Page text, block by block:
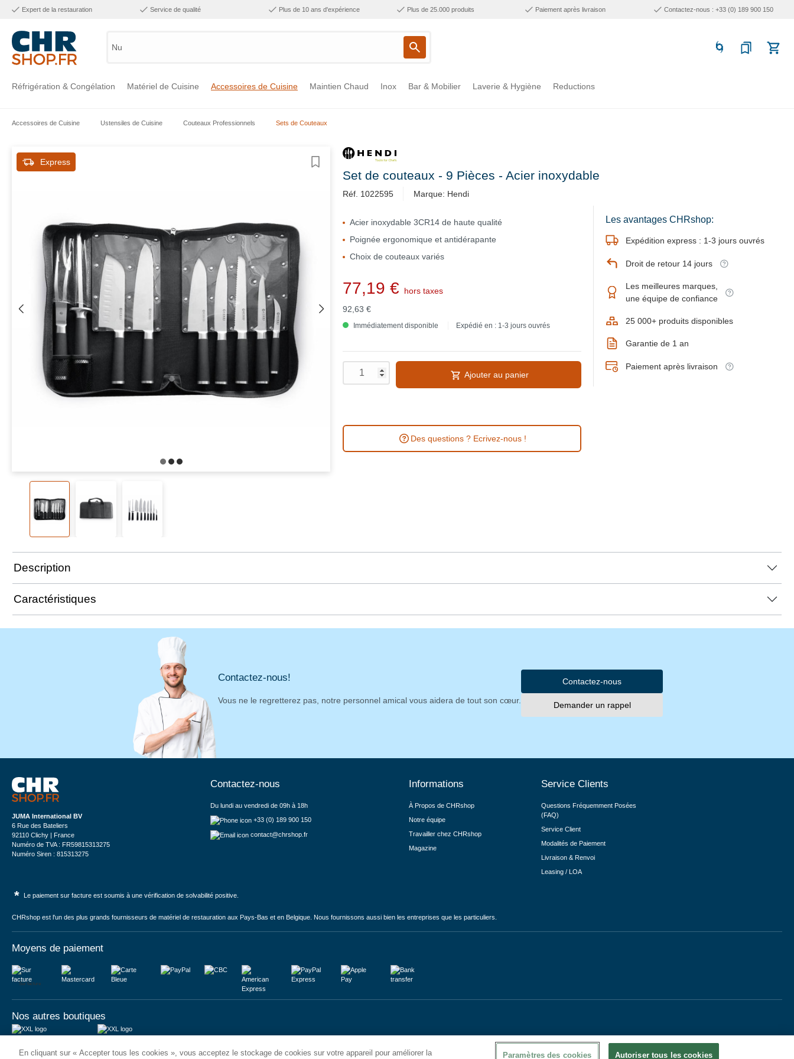
Expert de la restauration Service de qualité Plus de 10 ans d'expérience Plus de 25.000 produits Paiement après livraison Contactez-nous : +33 (0) 189 900 150
Numéro
Réfrigération & Congélation Matériel de Cuisine Accessoires de Cuisine Maintien Chaud Inox Bar & Mobilier Laverie & Hygiène Reductions
Accessoires de Cuisine Ustensiles de Cuisine Couteaux Professionnels Sets de Couteaux
Express
Set de couteaux - 9 Pièces - Acier inoxydable
Réf. 1022595 Marque: Hendi
Acier inoxydable 3CR14 de haute qualité
Poignée ergonomique et antidérapante
Choix de couteaux variés
77,19 €
hors taxes
92,63 €
Immédiatement disponible Expédié en : 1-3 jours ouvrés
Ajouter au panier
Des questions ? Ecrivez-nous !
Les avantages CHRshop:
Expédition express : 1-3 jours ouvrés
Droit de retour 14 jours
Les meilleures marques,
une équipe de confiance
25 000+ produits disponibles
Garantie de 1 an
Paiement après livraison
Description
Caractéristiques
Contactez-nous!
Vous ne le regretterez pas, notre personnel amical vous aidera de tout son cœur.
Contactez-nous
Demander un rappel
JUMA International BV
6 Rue des Bateliers
92110 Clichy | France
Numéro de TVA : FR59815313275
Numéro Siren : 815313275
Contactez-nous
Du lundi au vendredi de 09h à 18h
+33 (0) 189 900 150
contact@chrshop.fr
Informations
À Propos de CHRshop
Notre équipe
Travailler chez CHRshop
Magazine
Service Clients
Questions Fréquemment Posées
(FAQ)
Service Client
Modalités de Paiement
Livraison & Renvoi
Leasing / LOA
* Le paiement sur facture est soumis à une vérification de solvabilité positive.
CHRshop est l'un des plus grands fournisseurs de matériel de restauration aux Pays-Bas et en Belgique. Nous fournissons aussi bien les entreprises que les particuliers.
Moyens de paiement
Sur facture
Nos autres boutiques
Königsborner Straße 26a
Vrijheidweg 34
En cliquant sur « Accepter tous les cookies », vous acceptez le stockage de cookies sur votre appareil pour améliorer la Paramètres des cookies Autoriser tous les cookies